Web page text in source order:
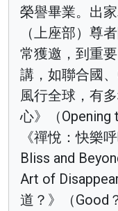
榮譽畢業。出
（上座部）尊
常獲邀，到重
講，如聯合國
風行全球，有
心》（Opening
《禪悅：快樂
Bliss and
Art of
道？》（Good